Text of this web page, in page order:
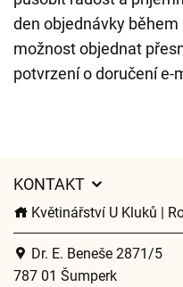
den objednávky
možnost objednat
potvrzení o doručení e-
KONTAKT
Květinářství U Kluků |
Dr. E. Beneše 2871/5
787 01 Šumperk